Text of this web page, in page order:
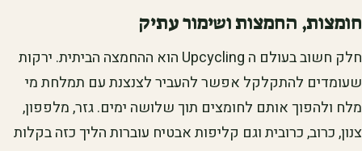
חומצות, החמצות ושימור עתיק
חלק חשוב בעולם ה Upcycling הוא ההחמצה הביתית. ירקות
שעומדים להתקלקל אפשר להעביר לצנצנת עם תמלחת מי
מלח ולהפוך אותם לחומצים תוך שלושה ימים. גזר, מלפפון,
צנון, כרוב, כרובית וגם קליפות אבטיח עוברות הליך כזה בקלות